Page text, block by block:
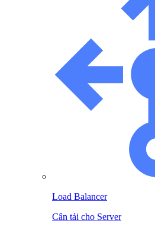
Load Balancer
Cân tải cho Server